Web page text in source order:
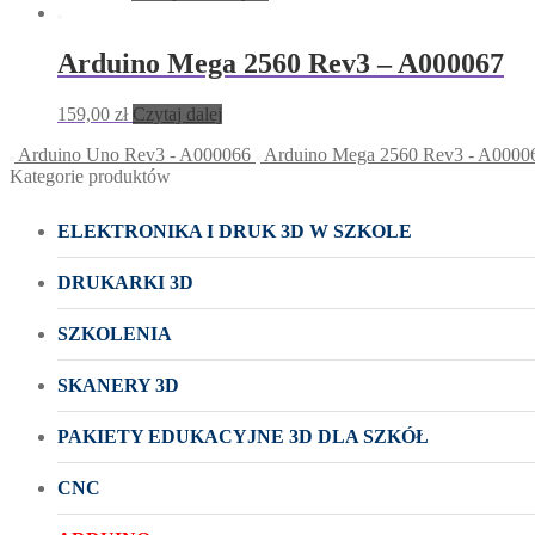
Arduino Mega 2560 Rev3 – A000067
159,00 zł Czytaj dalej
Arduino Uno Rev3 - A000066
Arduino Mega 2560 Rev3 -
Kategorie produktów
ELEKTRONIKA I DRUK 3D W SZKOLE
DRUKARKI 3D
SZKOLENIA
SKANERY 3D
PAKIETY EDUKACYJNE 3D DLA SZKÓŁ
CNC